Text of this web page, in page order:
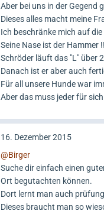
Aber bei uns in der Gegend
Dieses alles macht meine
Ich beschränke mich auf die
Seine Nase ist der Hammer
Schröder läuft das "L" über
Danach ist er aber auch
Für all unsere Hunde war
Aber das muss jeder für
16. Dezember 2015
@Birger
Suche dir einfach einen
Ort begutachten können.
Dort lernt man auch
Dieses braucht man so